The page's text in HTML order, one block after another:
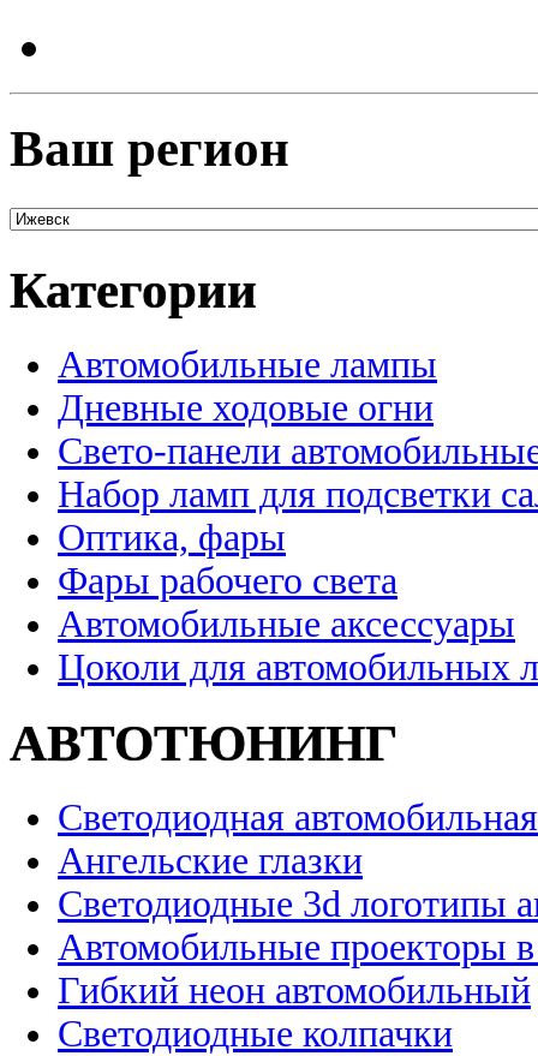
Ваш регион
Категории
Автомобильные лампы
Дневные ходовые огни
Свето-панели
Набор ламп для подсветки
Оптика, фары
Фары рабочего света
Автомобильные аксессуары
Цоколи для автомобильных
АВТОТЮНИНГ
Светодиодная
Ангельские глазки
Светодиодные 3d логотипы
Автомобильные проекторы
Гибкий неон автомобильный
Светодиодные колпачки